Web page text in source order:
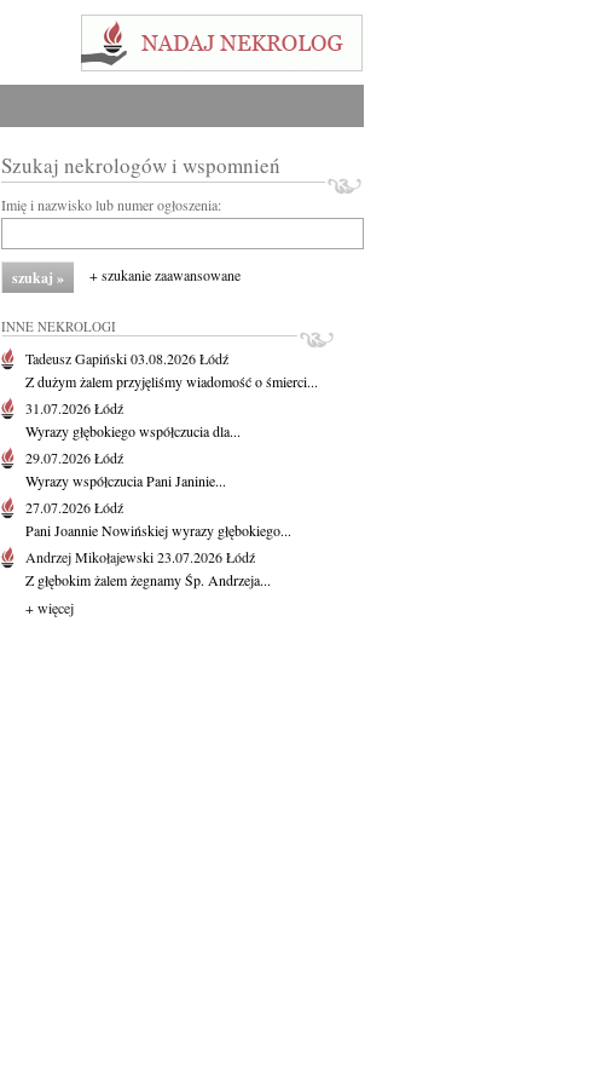
Szukaj nekrologów i wspomnień
Imię i nazwisko lub numer ogłoszenia:
+ szukanie zaawansowane
INNE NEKROLOGI
Tadeusz Gapiński03.08.2026Łódź
Z dużym żalem przyjęliśmy wiadomość o śmierci...
31.07.2026Łódź
Wyrazy głębokiego współczucia dla...
29.07.2026Łódź
Wyrazy współczucia Pani Janinie...
27.07.2026Łódź
Pani Joannie Nowińskiej wyrazy głębokiego...
Andrzej Mikołajewski23.07.2026Łódź
Z głębokim żalem żegnamy Śp. Andrzeja...
+ więcej